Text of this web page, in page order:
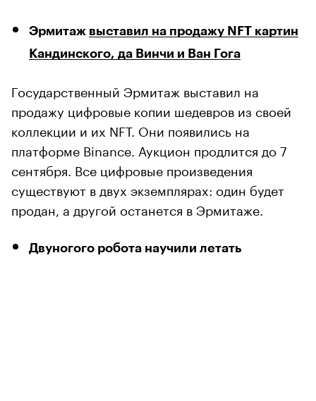
Эрмитаж выставил на продажу NFT картин
Кандинского, да Винчи и Ван Гога
Государственный Эрмитаж выставил на
продажу цифровые копии шедевров из своей
коллекции и их NFT. Они появились на
платформе Binance. Аукцион продлится до 7
сентября. Все цифровые произведения
существуют в двух экземплярах: один будет
продан, а другой останется в Эрмитаже.
Двуногого робота научили летать